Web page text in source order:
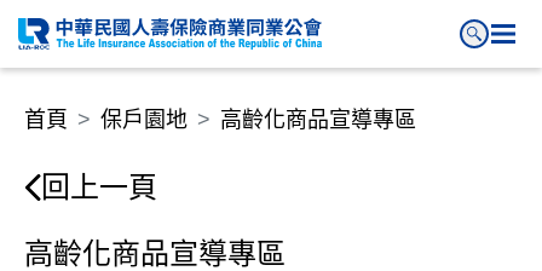
首頁 保戶園地 高齡化商品宣導專區
回上一頁
高齡化商品宣導專區